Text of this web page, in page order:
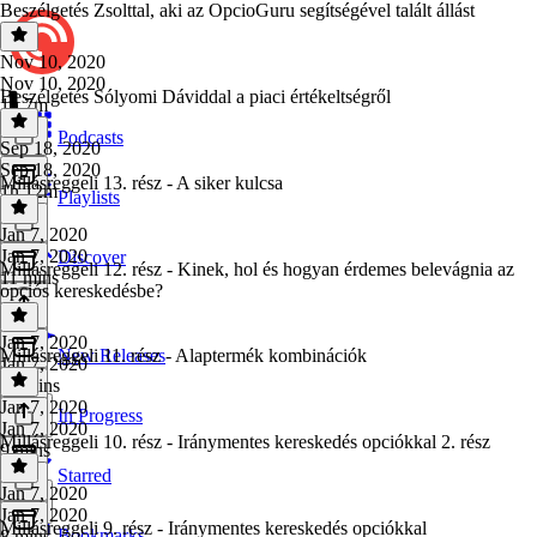
Podcasts
Playlists
Discover
New Releases
In Progress
Starred
Beszélgetés Zsolttal, aki az OpcioGuru segítségével talált állást
Nov 10, 2020
Nov 10, 2020
1h 7m
Beszélgetés Sólyomi Dáviddal a piaci értékeltségről
Sep 18, 2020
Sep 18, 2020
1h 12m
Millásreggeli 13. rész - A siker kulcsa
Jan 7, 2020
Jan 7, 2020
11 mins
Millásreggeli 12. rész - Kinek, hol és hogyan érdemes belevágnia az
opciós kereskedésbe?
Jan 7, 2020
Jan 7, 2020
10 mins
Millásreggeli 11. rész - Alaptermék kombinációk
Jan 7, 2020
Jan 7, 2020
9 mins
Millásreggeli 10. rész - Iránymentes kereskedés opciókkal 2. rész
Jan 7, 2020
Jan 7, 2020
Millásreggeli 9. rész - Iránymentes kereskedés opciókkal